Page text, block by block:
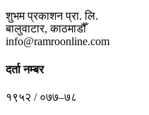
शुभम प्रकाशन प्रा. लि.
बालुवाटार, काठमाडौँ
info@ramroonline.com
दर्ता नम्बर
१९५२ / ०७७–७८